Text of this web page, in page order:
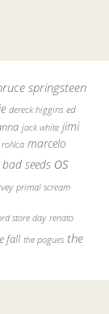
springsteen
dereck higgins ed
jack white jimi
marcelo
seeds os
primal scream
store day renato
fall the pogues the